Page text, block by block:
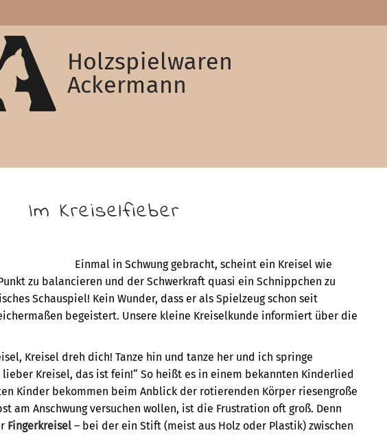
Holzspielwaren
Ackermann
Im Kreiselfieber
Einmal in Schwung gebracht, scheint ein Kreisel wie
zu balancieren und der Schwerkraft quasi ein Schnippchen zu
Schauspiel! Kein Wunder, dass er als Spielzeug schon seit
begeistert. Unsere kleine Kreiselkunde informiert über die
Kreisel dreh dich! Tanze hin und tanze her und ich springe
Kreisel, das ist fein!“ So heißt es in einem bekannten Kinderlied
Kinder bekommen beim Anblick der rotierenden Körper riesengroße
am Anschwung versuchen wollen, ist die Frustration oft groß. Denn
Fingerkreisel– bei der ein Stift (meist aus Holz oder Plastik) zwischen